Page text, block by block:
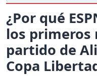
¿Por qué
los
partido de
Copa